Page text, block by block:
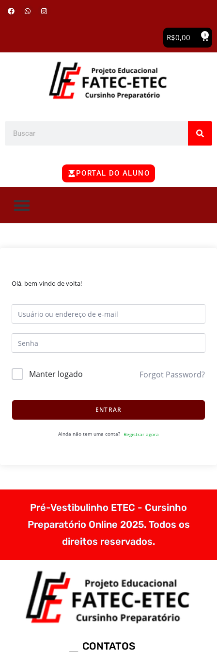
R$0,00 0
PORTAL DO ALUNO
Olá, bem-vindo de volta!
Manter logado Forgot Password?
ENTRAR
Ainda não tem uma conta? Registrar agora
Pré-Vestibulinho ETEC - Cursinho
Preparatório Online 2025. Todos os
direitos reservados.
CONTATOS